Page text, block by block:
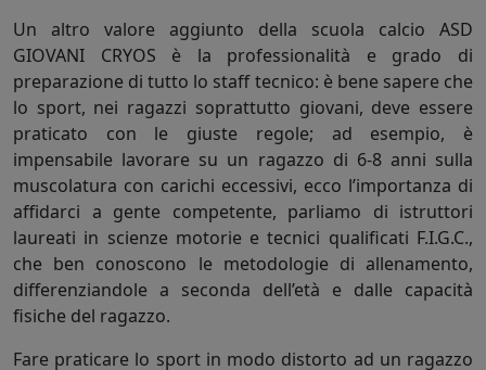
Un altro valore aggiunto della scuola calcio ASD
GIOVANI CRYOS è la professionalità e grado di
preparazione di tutto lo staff tecnico: è bene sapere che
lo sport, nei ragazzi soprattutto giovani, deve essere
praticato con le giuste regole; ad esempio, è
impensabile lavorare su un ragazzo di 6-8 anni sulla
muscolatura con carichi eccessivi, ecco l’importanza di
affidarci a gente competente, parliamo di istruttori
laureati in scienze motorie e tecnici qualificati F.I.G.C.,
che ben conoscono le metodologie di allenamento,
differenziandole a seconda dell’età e dalle capacità
fisiche del ragazzo.
Fare praticare lo sport in modo distorto ad un ragazzo